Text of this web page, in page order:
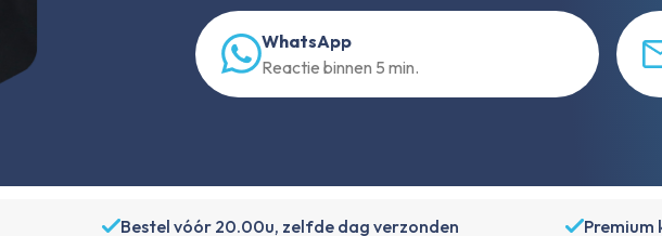
WhatsApp
Reactie binnen 5 min.
Bestel vóór 20.00u, zelfde dag verzonden